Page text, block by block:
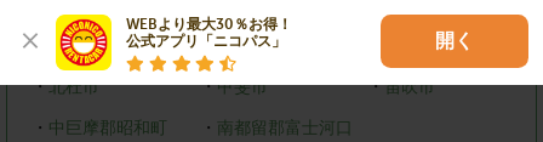
WEBより最大30％お得！
公式アプリ「ニコパス」
開く
・ 甲府市 ・山梨市
・北杜市 ・甲斐市 ・笛吹市
・ 中巨摩郡昭和町 ・ 南都留郡富士河口